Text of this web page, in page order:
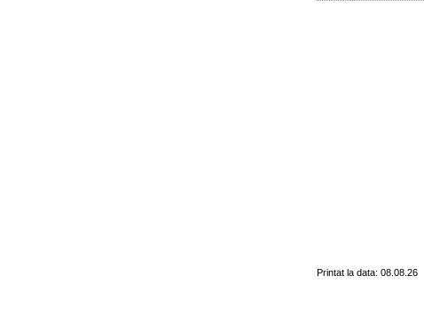
Printat la data: 08.08.26